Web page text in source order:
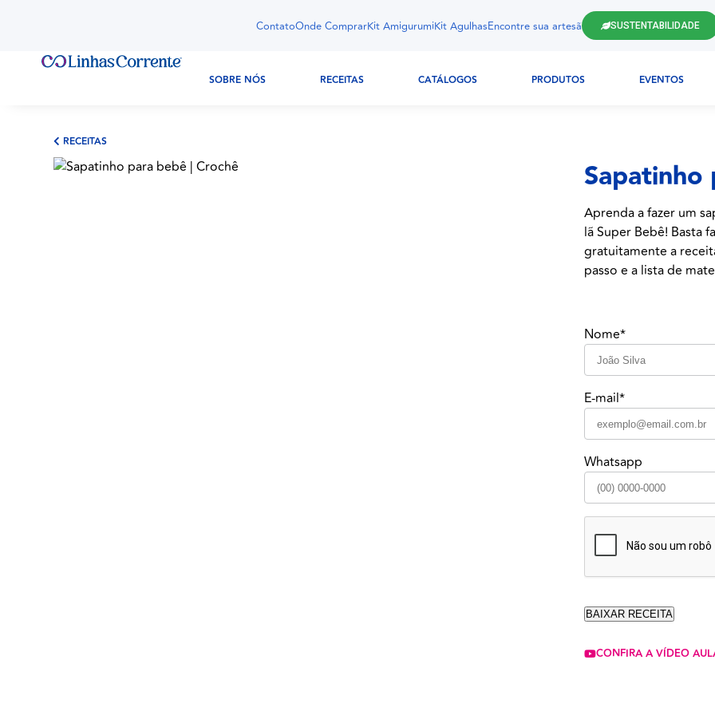
ContatoOnde ComprarKit AmigurumiKit AgulhasEncontre sua artesã SUSTENTABILIDADE
SOBRE NÓS RECEITAS CATÁLOGOS PRODUTOS EVENTOS
RECEITAS
Sapatinho
Aprenda a fazer um
lã Super Bebê! Basta
gratuitamente a
passo e a lista de
Nome*
E-mail*
Whatsapp
CONFIRA A VÍDEO